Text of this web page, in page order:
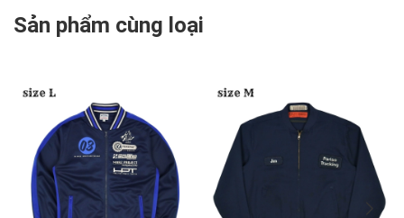
Sản phẩm cùng loại